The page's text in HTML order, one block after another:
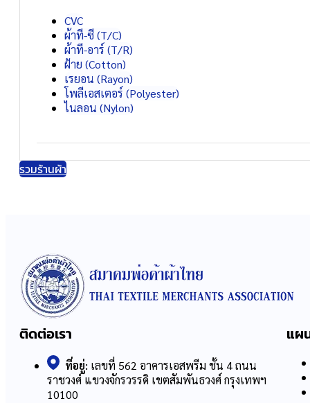
CVC
ผ้าที-ซี (T/C)
ผ้าที-อาร์ (T/R)
ฝ้าย (Cotton)
เรยอน (Rayon)
โพลีเอสเตอร์ (Polyester)
ไนลอน (Nylon)
รวมร้านผ้า
ติดต่อเรา
ที่อยู่: เลขที่ 562 อาคารเอสพรีม ชั้น 4 ถนน
ราชวงศ์ แขวงจักรวรรดิ เขตสัมพันธวงศ์ กรุงเทพฯ
10100
แผ